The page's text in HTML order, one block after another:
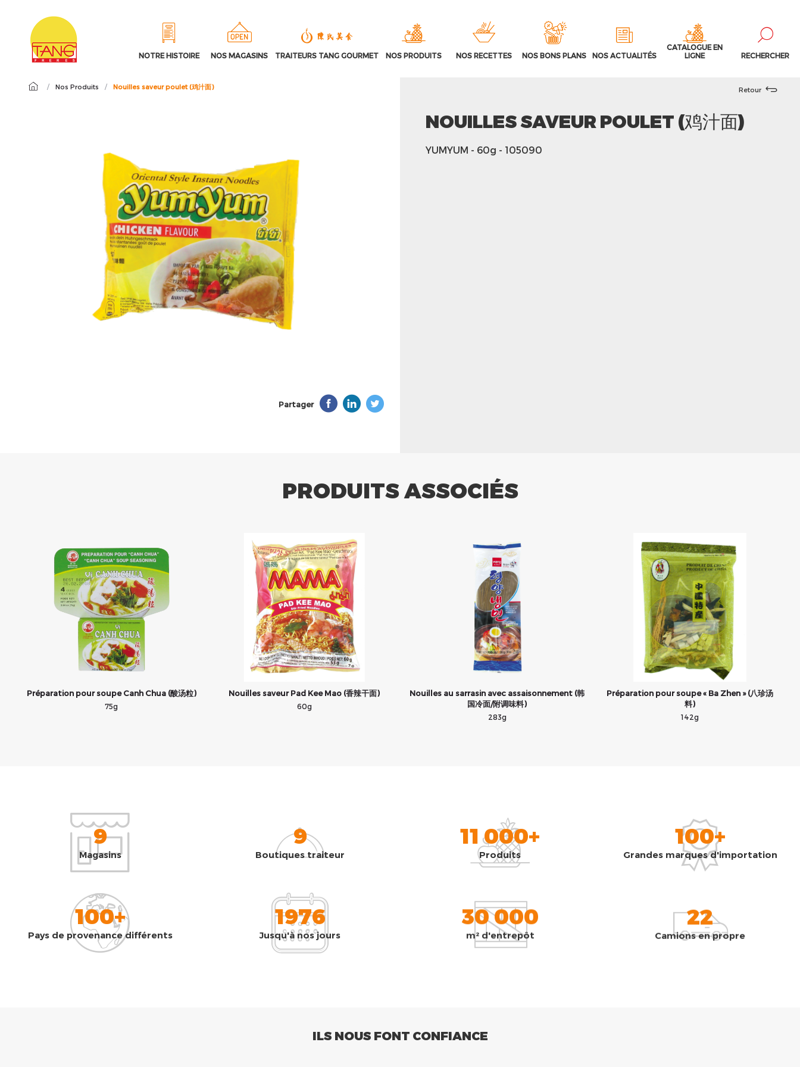
NOTRE HISTOIRE NOS MAGASINS TRAITEURS TANG GOURMET NOS PRODUITS NOS RECETTES NOS BONS PLANS NOS ACTUALITÉS
CATALOGUE EN
LIGNE
RECHERCHER
/ Nos Produits / Nouilles saveur poulet (鸡汁面)
Partager
Retour
NOUILLES SAVEUR POULET (鸡汁面)
YUMYUM - 60g - 105090
PRODUITS ASSOCIÉS
Préparation pour soupe Canh Chua (酸汤粒)
75g
Nouilles saveur Pad Kee Mao (香辣干面)
60g
Nouilles au sarrasin avec assaisonnement (韩
国冷面/附调味料)
283g
Préparation pour soupe « Ba Zhen » (八珍汤
料)
142g
9
Magasins
9
Boutiques traiteur
11 000+
Produits
100+
Grandes marques d'importation
100+
Pays de provenance différents
1976
Jusqu'à nos jours
30 000
m² d'entrepôt
22
Camions en propre
ILS NOUS FONT CONFIANCE